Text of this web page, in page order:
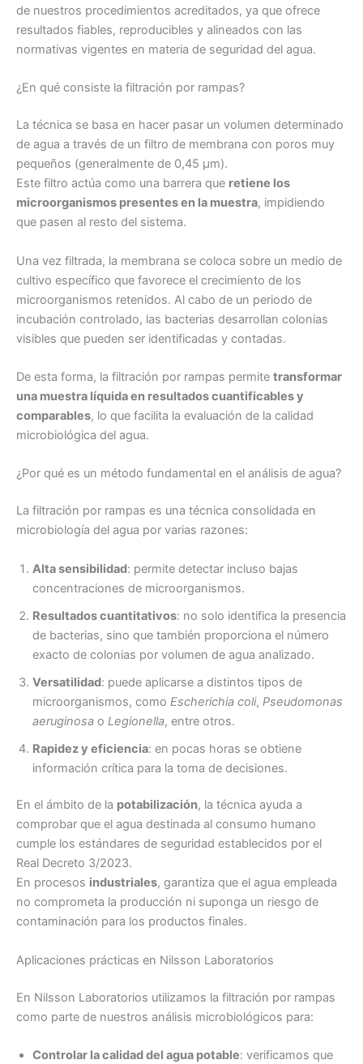
de nuestros procedimientos acreditados, ya que ofrece
resultados fiables, reproducibles y alineados con las
normativas vigentes en materia de seguridad del agua.
¿En qué consiste la filtración por rampas?
La técnica se basa en hacer pasar un volumen determinado
de agua a través de un filtro de membrana con poros muy
pequeños (generalmente de 0,45 μm).
Este filtro actúa como una barrera que retiene los
microorganismos presentes en la muestra, impidiendo
que pasen al resto del sistema.
Una vez filtrada, la membrana se coloca sobre un medio de
cultivo específico que favorece el crecimiento de los
microorganismos retenidos. Al cabo de un periodo de
incubación controlado, las bacterias desarrollan colonias
visibles que pueden ser identificadas y contadas.
De esta forma, la filtración por rampas permite transformar
una muestra líquida en resultados cuantificables y
comparables, lo que facilita la evaluación de la calidad
microbiológica del agua.
¿Por qué es un método fundamental en el análisis de agua?
La filtración por rampas es una técnica consolidada en
microbiología del agua por varias razones:
Alta sensibilidad: permite detectar incluso bajas
concentraciones de microorganismos.
Resultados cuantitativos: no solo identifica la presencia
de bacterias, sino que también proporciona el número
exacto de colonias por volumen de agua analizado.
Versatilidad: puede aplicarse a distintos tipos de
microorganismos, como Escherichia coli, Pseudomonas
aeruginosa o Legionella, entre otros.
Rapidez y eficiencia: en pocas horas se obtiene
información crítica para la toma de decisiones.
En el ámbito de la potabilización, la técnica ayuda a
comprobar que el agua destinada al consumo humano
cumple los estándares de seguridad establecidos por el
Real Decreto 3/2023.
En procesos industriales, garantiza que el agua empleada
no comprometa la producción ni suponga un riesgo de
contaminación para los productos finales.
Aplicaciones prácticas en Nilsson Laboratorios
En Nilsson Laboratorios utilizamos la filtración por rampas
como parte de nuestros análisis microbiológicos para:
Controlar la calidad del agua potable: verificamos que